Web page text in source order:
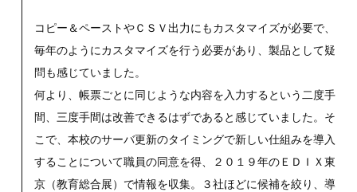
コピー＆ペーストやＣＳＶ出力にもカスタマイズが必要で、
毎年のようにカスタマイズを行う必要があり、製品として疑
問も感じていました。
何より、帳票ごとに同じような内容を入力するという二度手
間、三度手間は改善できるはずであると感じていました。そ
こで、本校のサーバ更新のタイミングで新しい仕組みを導入
することについて職員の同意を得、２０１９年のＥＤＩＸ東
京（教育総合展）で情報を収集。３社ほどに候補を絞り、導